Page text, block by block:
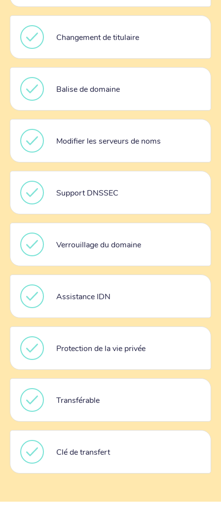
Changement de titulaire
Balise de domaine
Modifier les serveurs de noms
Support DNSSEC
Verrouillage du domaine
Assistance IDN
Protection de la vie privée
Transférable
Clé de transfert